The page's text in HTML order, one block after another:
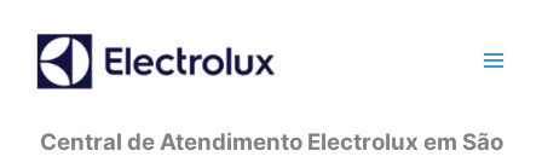
conteúdo
Central de Atendimento Electrolux em São